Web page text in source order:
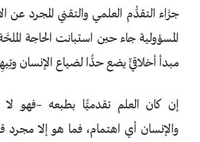
جرَّاء التقدُّم العلمي والتقني المجرد عن
المسؤولية جاء حين استبانت الحاجة
مبدأ أخلاقيٍّ يضع حدًّا لضياع الإنسان
إن كان العلم تقدميًّا بطبعه –فهو لا
والإنسان أي اهتمام، فما هو إلا مجرد